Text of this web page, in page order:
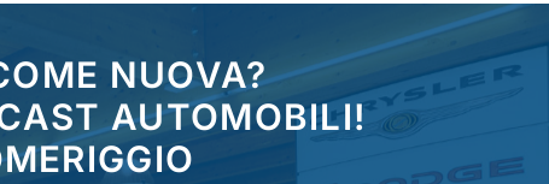
NUOVA?
AUTOMOBILI!